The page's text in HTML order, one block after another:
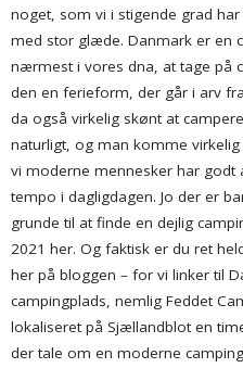
noget, som vi i stigende grad
med stor glæde. Danmark er en
nærmest i vores dna, at tage på
den en ferieform, der går i arv
da også virkelig skønt at
naturligt, og man komme
vi moderne mennesker har godt
tempo i dagligdagen. Jo der er
grunde til at finde en dejlig
2021 her. Og faktisk er du ret
her på bloggen – for vi linker til
campingplads, nemlig Feddet
lokaliseret på Sjællandblot en
der tale om en moderne